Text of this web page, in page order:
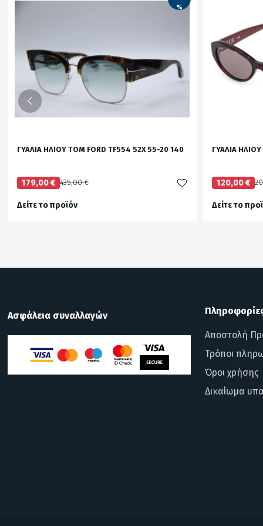
%
ΓΥΑΛΙΑ ΗΛΙΟΥ TOM FORD TF554 52X 55-20 140
179,00 € 435,00 €
Δείτε το προϊόν
ΓΥΑΛΙΑ
120,00 €
Δείτε το
Ασφάλεια συναλλαγών
Αποστολή
Τρόποι
Όροι χρήσης
Δικαίωμα